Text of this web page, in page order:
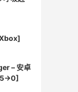
– 安卓